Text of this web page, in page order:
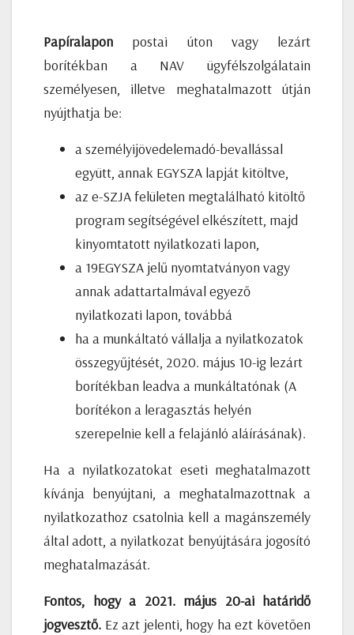
Papíralapon postai úton vagy lezárt
borítékban a NAV ügyfélszolgálatain
személyesen, illetve meghatalmazott útján
nyújthatja be:
a személyijövedelemadó-bevallással
együtt, annak EGYSZA lapját kitöltve,
az e-SZJA felületen megtalálható kitöltő
program segítségével elkészített, majd
kinyomtatott nyilatkozati lapon,
a 19EGYSZA jelű nyomtatványon vagy
annak adattartalmával egyező
nyilatkozati lapon, továbbá
ha a munkáltató vállalja a nyilatkozatok
összegyűjtését, 2020. május 10-ig lezárt
borítékban leadva a munkáltatónak (A
borítékon a leragasztás helyén
szerepelnie kell a felajánló aláírásának).
Ha a nyilatkozatokat eseti meghatalmazott
kívánja benyújtani, a meghatalmazottnak a
nyilatkozathoz csatolnia kell a magánszemély
által adott, a nyilatkozat benyújtására jogosító
meghatalmazását.
Fontos, hogy a 2021. május 20-ai határidő
jogvesztő. Ez azt jelenti, hogy ha ezt követően